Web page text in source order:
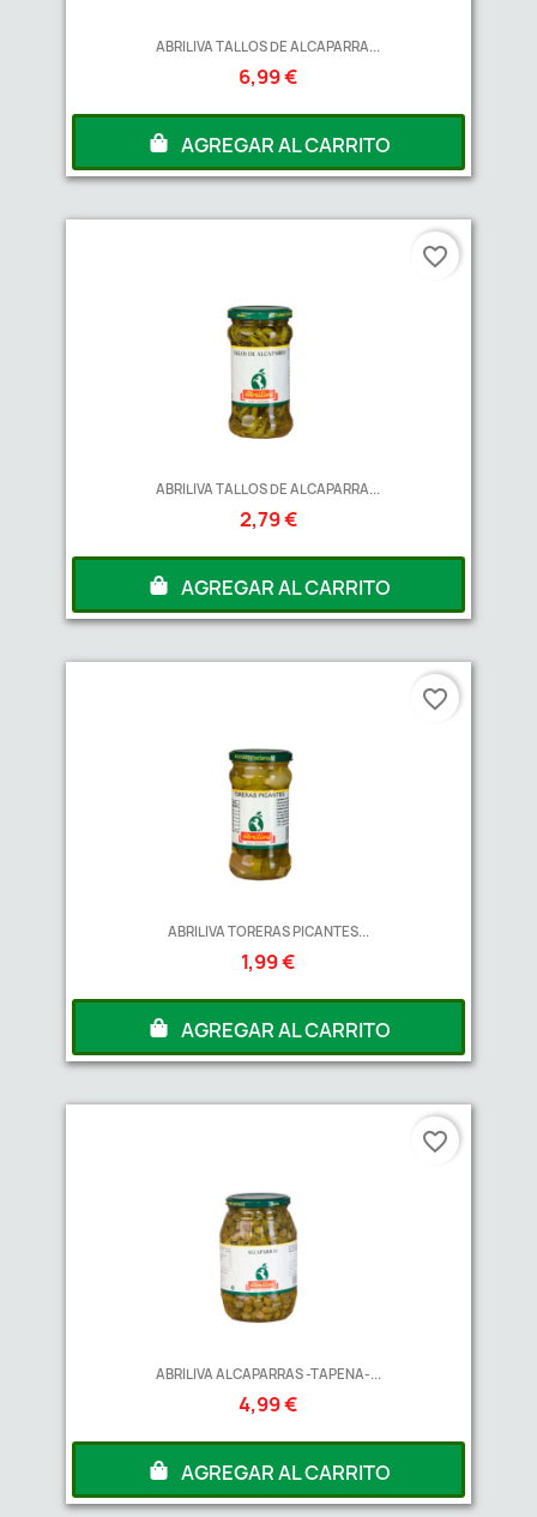
ABRILIVA TALLOS DE ALCAPARRA...
6,99 €
AGREGAR AL CARRITO
ABRILIVA TALLOS DE ALCAPARRA...
2,79 €
AGREGAR AL CARRITO
favorite_border
ABRILIVA TORERAS PICANTES...
1,99 €
AGREGAR AL CARRITO
favorite_border
ABRILIVA ALCAPARRAS -TAPENA-...
4,99 €
AGREGAR AL CARRITO
favorite_border